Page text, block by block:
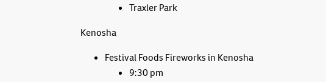
Traxler Park
Kenosha
Festival Foods Fireworks in Kenosha
9:30 pm